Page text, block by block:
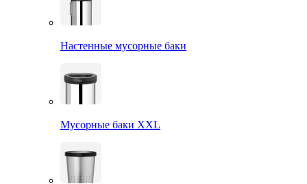
Настенные мусорные баки
Мусорные баки XXL